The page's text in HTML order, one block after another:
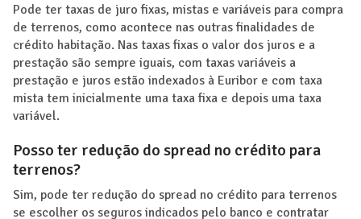
Pode ter taxas de juro fixas, mistas e variáveis para compra
de terrenos, como acontece nas outras finalidades de
crédito habitação. Nas taxas fixas o valor dos juros e a
prestação são sempre iguais, com taxas variáveis a
prestação e juros estão indexados à Euribor e com taxa
mista tem inicialmente uma taxa fixa e depois uma taxa
variável.
Posso ter redução do spread no crédito para
terrenos?
Sim, pode ter redução do spread no crédito para terrenos
se escolher os seguros indicados pelo banco e contratar